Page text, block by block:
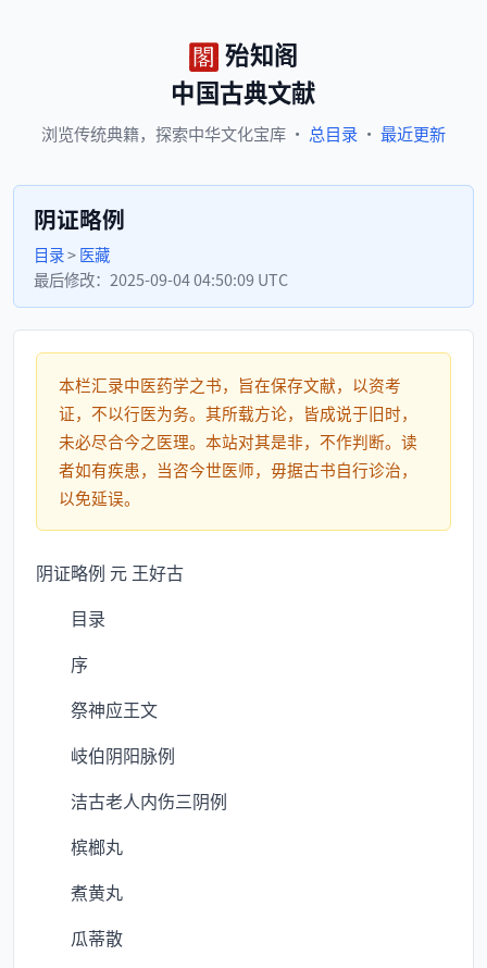
殆知阁
中国古典文献
浏览传统典籍， 探索中华文化宝库 · 总目录 · 最近更新
阴证略例
目录>医藏
最后修改： 2025-09-04 04:50:09 UTC
本栏汇录中医药学之书，旨在保存文献，以资考
证，不以行医为务。其所载方论，皆成说于旧时，
未必尽合今之医理。本站对其是非，不作判断。读
者如有疾患，当咨今世医师，毋据古书自行诊治，
以免延误。
阴证略例 元 王好古
目录
序
祭神应王文
岐伯阴阳脉例
洁古老人内伤三阴例
槟榔丸
煮黄丸
瓜蒂散